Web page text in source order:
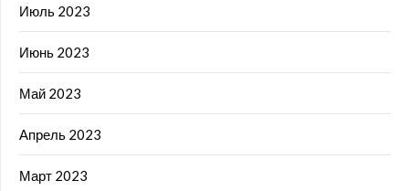
Июль 2023
Июнь 2023
Май 2023
Апрель 2023
Март 2023